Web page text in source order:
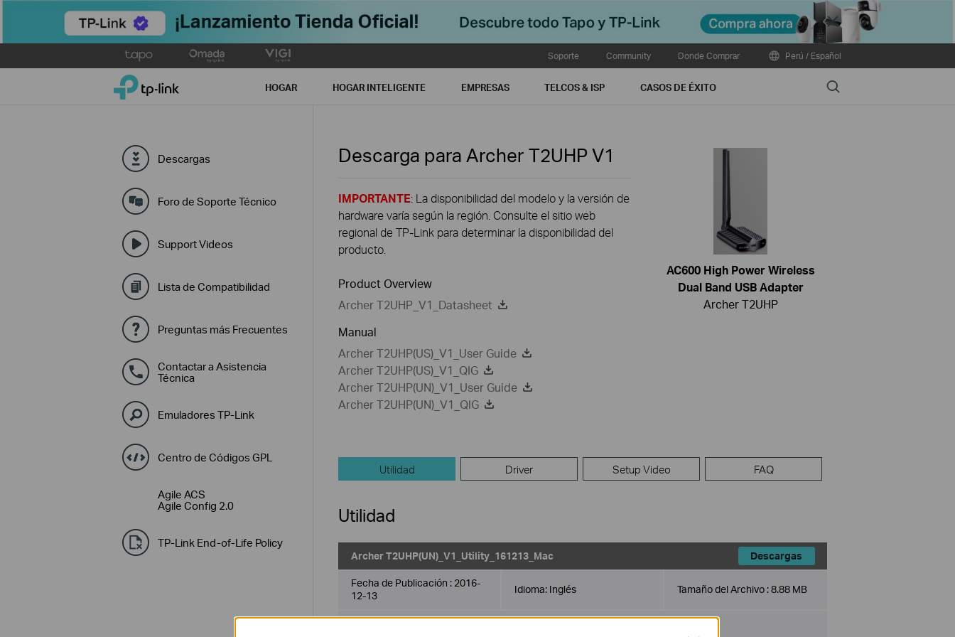
Close
to
Soporte Community Donde Comprar Perú / Español
TP-Link, Reliably Smart HOGAR HOGAR INTELIGENTE EMPRESAS TELCOS & ISP CASOS DE ÉXITO Search
Descargas
Foro de Soporte Técnico
Support Videos
Lista de Compatibilidad
Preguntas más Frecuentes
Contactar a Asistencia
Técnica
Emuladores TP-Link
Centro de Códigos GPL
Agile ACS
Agile Config 2.0
TP-Link End-of-Life Policy
Descarga para Archer T2UHP V1
IMPORTANTE: La disponibilidad del modelo y la versión de
hardware varía según la región. Consulte el sitio web
regional de TP-Link para determinar la disponibilidad del
producto.
Product Overview
Archer T2UHP_V1_Datasheet
Manual
Archer T2UHP(US)_V1_User Guide
Archer T2UHP(US)_V1_QIG
Archer T2UHP(UN)_V1_User Guide
Archer T2UHP(UN)_V1_QIG
AC600 High Power Wireless
Dual Band USB Adapter
Archer T2UHP
Utilidad Driver Setup Video FAQ
Utilidad
Archer T2UHP(UN)_V1_Utility_161213_Mac Descargas
Fecha de Publicación : 2016-
12-13
Idioma: Inglés Tamaño del Archivo :8.88 MB